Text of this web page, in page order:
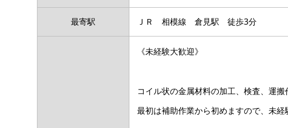
最寄駅 ＪＲ 相模線 倉見駅 徒歩3分
《未経験大歓迎》
コイル状の金属材料の加工、検査、運搬
最初は補助作業から初めますので、未経